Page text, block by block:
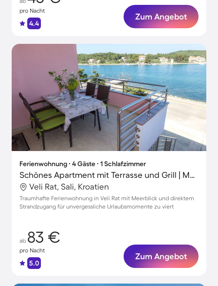
pro Nacht
4.4
Zum Angebot
Ferienwohnung ∙ 4 Gäste ∙ 1 Schlafzimmer
Schönes Apartment mit Terrasse und Grill | Meerblick
Veli Rat, Sali, Kroatien
Traumhafte Ferienwohnung in Veli Rat mit Meerblick und direktem
Strandzugang für unvergessliche Urlaubsmomente zu viert
ab 83 €
pro Nacht
5.0
Zum Angebot